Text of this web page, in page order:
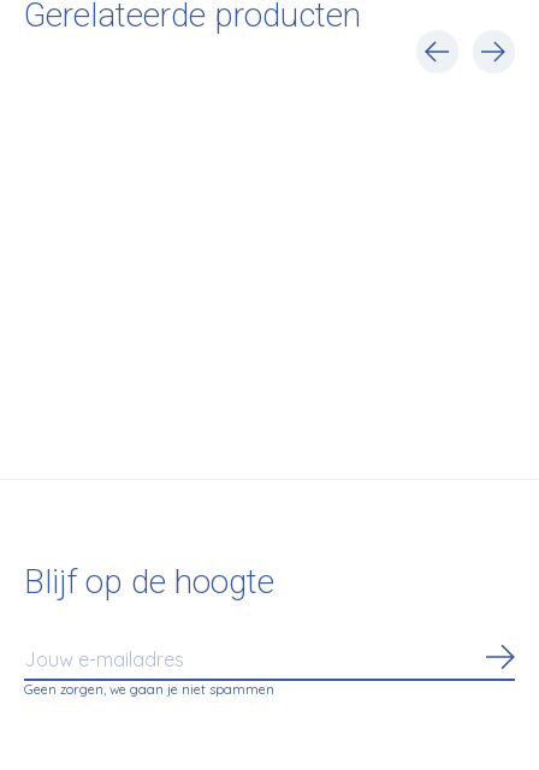
Gerelateerde producten
Blijf op de hoogte
Geen zorgen, we gaan je niet spammen